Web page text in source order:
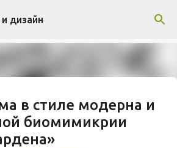
контенту
дизайн
в стиле модерна и
биомимикрии